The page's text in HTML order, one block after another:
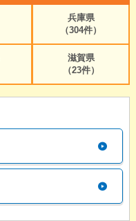
兵庫県
（304件）
滋賀県
（23件）